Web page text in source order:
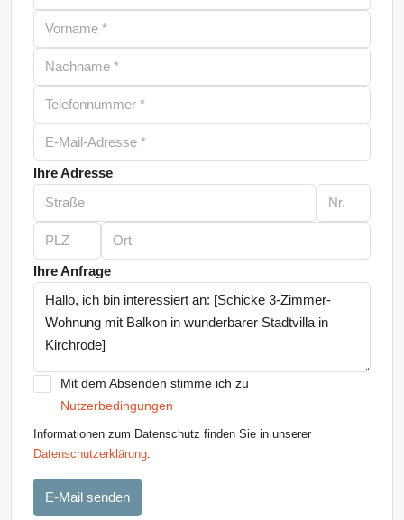
Ihre Adresse
Ihre Anfrage
Mit dem Absenden stimme ich zu
Nutzerbedingungen
Informationen zum Datenschutz finden Sie in unserer
Datenschutzerklärung.
E-Mail senden